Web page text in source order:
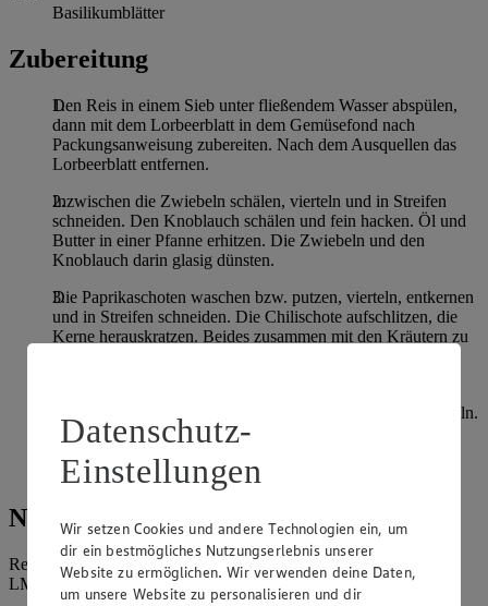
Basilikumblätter
Zubereitung
Den Reis in einem Sieb unter fließendem Wasser abspülen,
dann mit dem Lorbeerblatt in dem Gemüsefond nach
Packungsanweisung zubereiten. Nach dem Ausquellen das
Lorbeerblatt entfernen.
Inzwischen die Zwiebeln schälen, vierteln und in Streifen
schneiden. Den Knoblauch schälen und fein hacken. Öl und
Butter in einer Pfanne erhitzen. Die Zwiebeln und den
Knoblauch darin glasig dünsten.
Die Paprikaschoten waschen bzw. putzen, vierteln, entkernen
und in Streifen schneiden. Die Chilischote aufschlitzen, die
Kerne herauskratzen. Beides zusammen mit den Kräutern zu
Die Tomaten waschen, den Stielansatz entfernen und würfeln.
Tomatenwürfel auf dem Reis verteilen. Den Feta darüber
lassen. Basilikum grob hacken und darüber streuen.
Nährwerte
Referenzmenge für einen durchschnittlichen Erwachsenen laut
LMIV (8.400 kJ/2.000 kcal).
Datenschutz-
Einstellungen
Wir setzen Cookies und andere Technologien ein, um
dir ein bestmögliches Nutzungserlebnis unserer
Website zu ermöglichen. Wir verwenden deine Daten,
um unsere Website zu personalisieren und dir